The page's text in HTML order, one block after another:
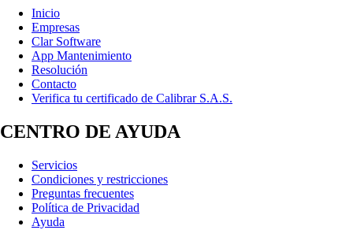
Inicio
Empresas
Clar Software
App Mantenimiento
Resolución
Contacto
Verifica tu certificado de Calibrar S.A.S.
CENTRO DE AYUDA
Servicios
Condiciones y restricciones
Preguntas frecuentes
Política de Privacidad
Ayuda